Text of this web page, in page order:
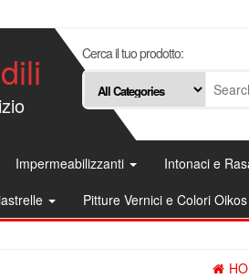
Cerca il tuo prodotto:
Impermeabilizzanti Intonaci e
Pitture Vernici e Colori Oikos